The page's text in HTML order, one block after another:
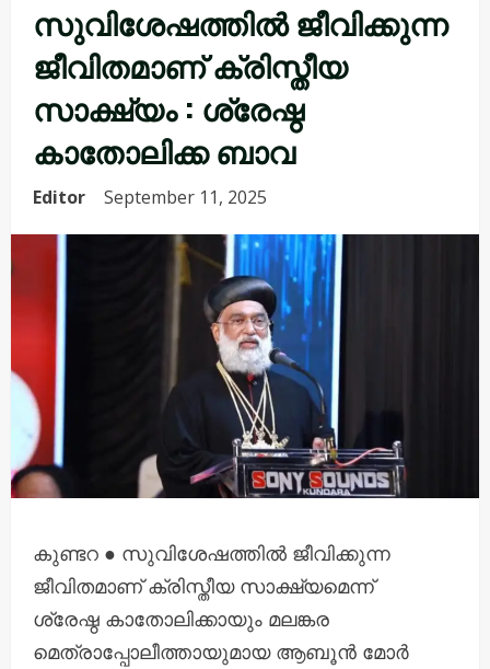
സുവിശേഷത്തിൽ ജീവിക്കുന്ന
ജീവിതമാണ് ക്രിസ്തീയ
സാക്ഷ്യം : ശ്രേഷ്ഠ
കാതോലിക്ക ബാവ
Editor September 11, 2025
കുണ്ടറ ● സുവിശേഷത്തിൽ ജീവിക്കുന്ന
ജീവിതമാണ് ക്രിസ്തീയ സാക്ഷ്യമെന്ന്
ശ്രേഷ്ഠ കാതോലിക്കായും മലങ്കര
മെത്രാപ്പോലീത്തായുമായ ആബൂൻ മോർ